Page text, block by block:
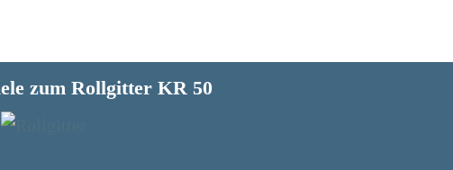
zum Rollgitter KR 50